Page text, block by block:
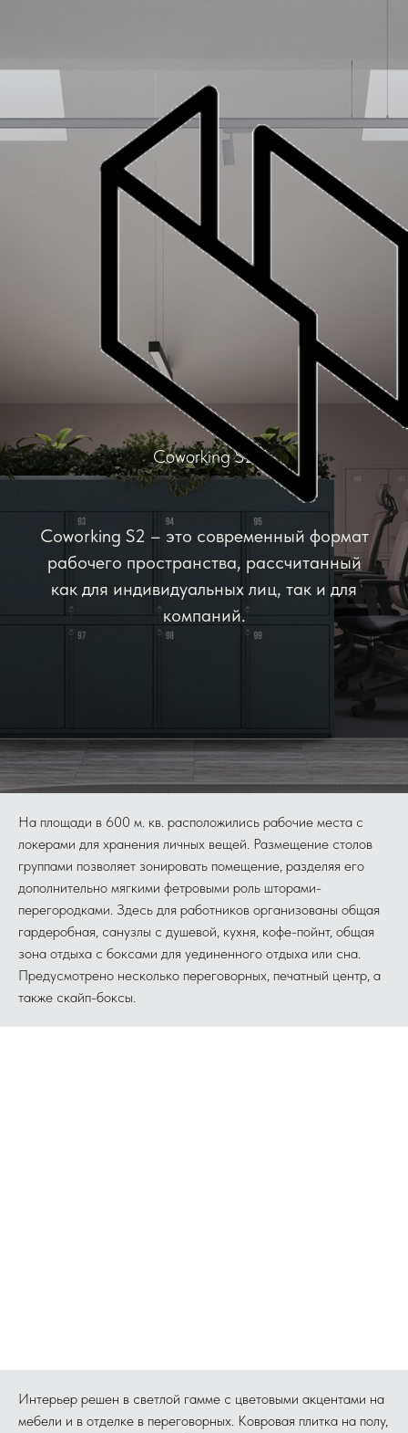
Coworking S2
Coworking S2 – это современный формат
рабочего пространства, рассчитанный
как для индивидуальных лиц, так и для
компаний.
На площади в 600 м. кв. расположились рабочие места с
локерами для хранения личных вещей. Размещение столов
группами позволяет зонировать помещение, разделяя его
дополнительно мягкими фетровыми роль шторами-
перегородками. Здесь для работников организованы общая
гардеробная, санузлы с душевой, кухня, кофе-пойнт, общая
зона отдыха с боксами для уединенного отдыха или сна.
Предусмотрено несколько переговорных, печатный центр, а
также скайп-боксы.
современный дизайн
coworking
Интерьер решен в светлой гамме с цветовыми акцентами на
мебели и в отделке в переговорных. Ковровая плитка на полу,